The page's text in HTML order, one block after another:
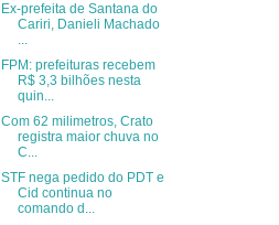
Ex-prefeita de Santana do
Cariri, Danieli Machado
...
FPM: prefeituras recebem
R$ 3,3 bilhões nesta
quin...
Com 62 milimetros, Crato
registra maior chuva no
C...
STF nega pedido do PDT e
Cid continua no
comando d...